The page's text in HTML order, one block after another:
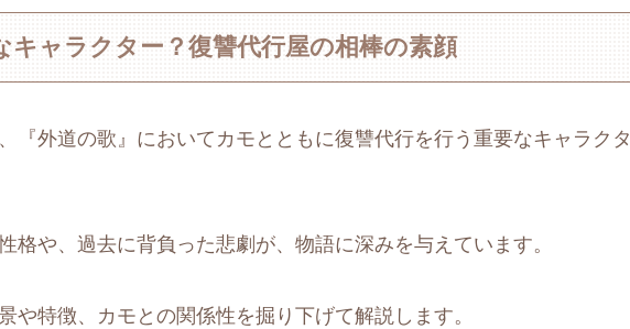
キャラクター？復讐代行屋の相棒の素顔
『外道の歌』においてカモとともに復讐代行を行う重要なキャラクタ
格や、過去に背負った悲劇が、物語に深みを与えています。
や特徴、カモとの関係性を掘り下げて解説します。